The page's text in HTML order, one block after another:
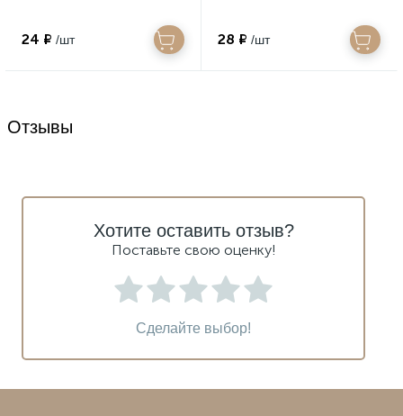
24 ₽ /шт 28 ₽ /шт
Отзывы
Хотите оставить отзыв?
Поставьте свою оценку!
Сделайте выбор!